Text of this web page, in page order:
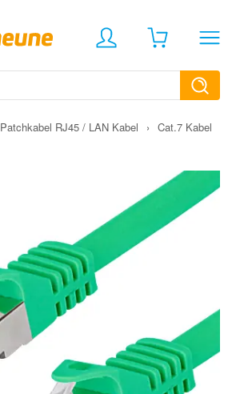
Patchkabel RJ45 / LAN Kabel › Cat.7 Kabel